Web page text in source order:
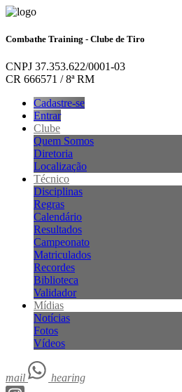
Combathe Training - Clube de Tiro
CNPJ 37.353.622/0001-03
CR 666571 / 8ª RM
Cadastre-se
Entrar
Clube
Quem Somos
Diretoria
Localização
Técnico
Disciplinas
Regras
Calendário
Resultados
Campeonato
Matriculados
Recordes
Biblioteca
Validador
Mídias
Notícias
Fotos
Vídeos
mail hearing